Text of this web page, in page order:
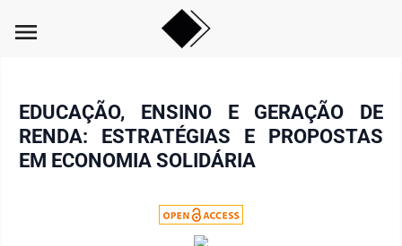
menu
EDUCAÇÃO, ENSINO E GERAÇÃO DE
RENDA: ESTRATÉGIAS E PROPOSTAS
EM ECONOMIA SOLIDÁRIA